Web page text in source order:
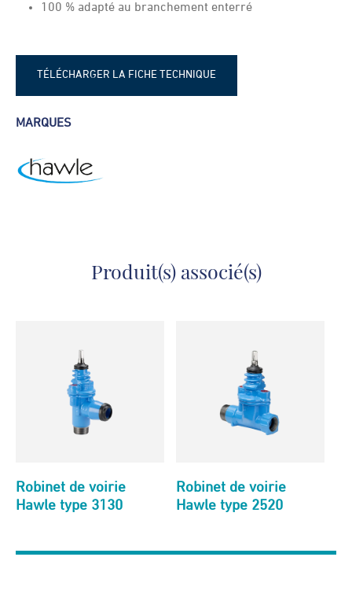
100 % adapté au branchement enterré
TÉLÉCHARGER LA FICHE TECHNIQUE
MARQUES
Produit(s) associé(s)
Robinet de voirie
Hawle type 3130
Robinet de voirie
Hawle type 2520